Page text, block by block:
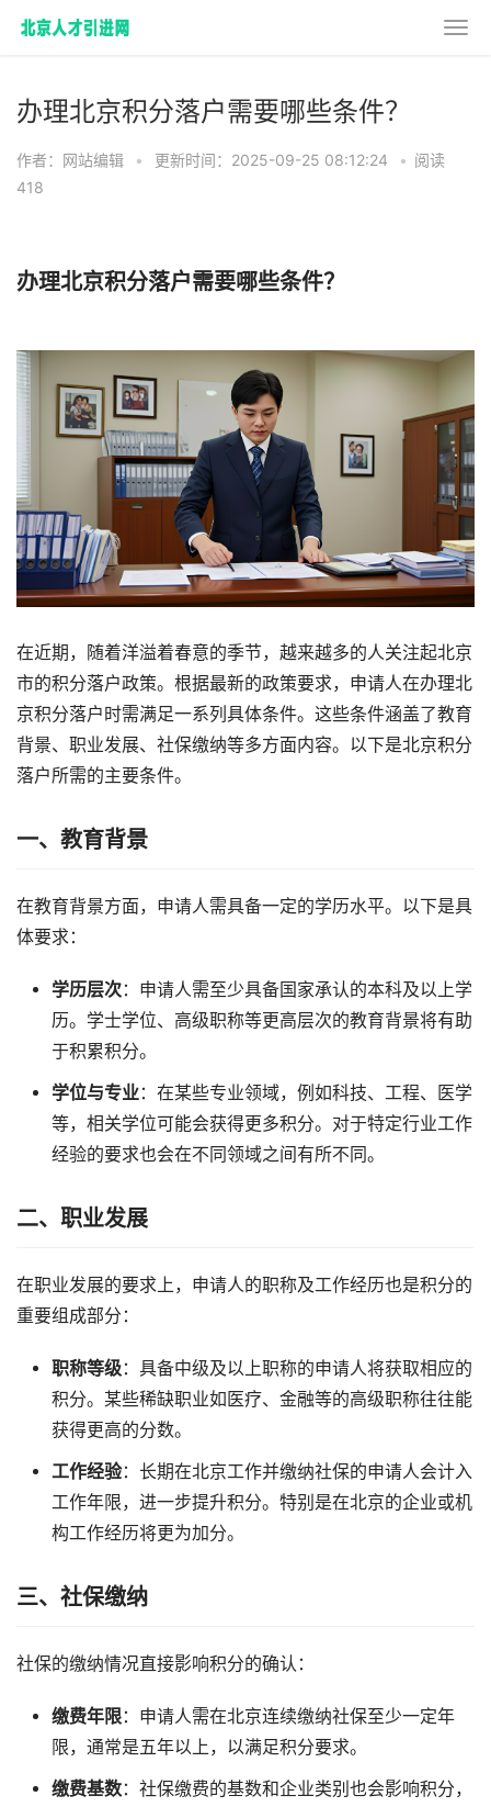
办理北京积分落户需要哪些条件？
作者：网站编辑 • 更新时间：2025-09-25 08:12:24 • 阅读
418
办理北京积分落户需要哪些条件？
在近期，随着洋溢着春意的季节，越来越多的人关注起北京
市的积分落户政策。根据最新的政策要求，申请人在办理北
京积分落户时需满足一系列具体条件。这些条件涵盖了教育
背景、职业发展、社保缴纳等多方面内容。以下是北京积分
落户所需的主要条件。
一、教育背景
在教育背景方面，申请人需具备一定的学历水平。以下是具
体要求：
学历层次：申请人需至少具备国家承认的本科及以上学
历。学士学位、高级职称等更高层次的教育背景将有助
于积累积分。
学位与专业：在某些专业领域，例如科技、工程、医学
等，相关学位可能会获得更多积分。对于特定行业工作
经验的要求也会在不同领域之间有所不同。
二、职业发展
在职业发展的要求上，申请人的职称及工作经历也是积分的
重要组成部分：
职称等级：具备中级及以上职称的申请人将获取相应的
积分。某些稀缺职业如医疗、金融等的高级职称往往能
获得更高的分数。
工作经验：长期在北京工作并缴纳社保的申请人会计入
工作年限，进一步提升积分。特别是在北京的企业或机
构工作经历将更为加分。
三、社保缴纳
社保的缴纳情况直接影响积分的确认：
缴费年限：申请人需在北京连续缴纳社保至少一定年
限，通常是五年以上，以满足积分要求。
缴费基数：社保缴费的基数和企业类别也会影响积分，